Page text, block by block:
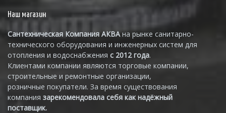
Наш магазин
Сантехническая Компания АКВАна рынке санитарно-
технического оборудования и инженерных систем для
отопления и водоснабжения с 2012 года.
Клиентами компании являются торговые компании,
строительные и ремонтные организации,
розничные покупатели. За время существования
компания зарекомендовала себя как надёжный
поставщик.